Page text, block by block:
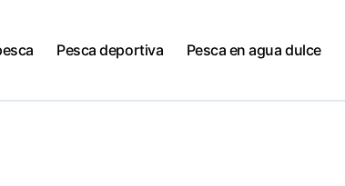
Pesca deportiva Pesca en agua dulce